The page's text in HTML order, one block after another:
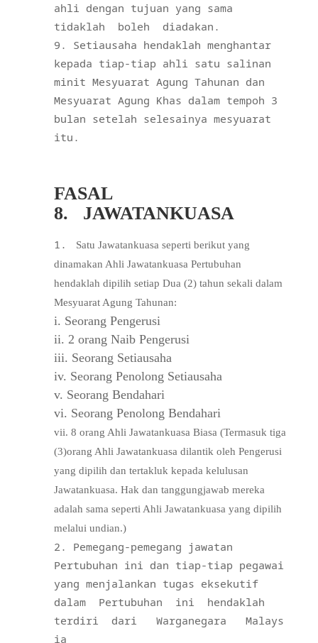
ahli dengan tujuan yang sama
tidaklah
boleh
diadakan.
Setiausaha hendaklah menghantar
kepada tiap-tiap ahli satu salinan
minit Mesyuarat Agung Tahunan dan
Mesyuarat Agung Khas dalam tempoh 3
bulan setelah selesainya mesyuarat
itu.
FASAL
8.
JAWATANKUASA
Satu Jawatankuasa seperti berikut yang
dinamakan Ahli Jawatankuasa Pertubuhan
hendaklah dipilih setiap Dua (2) tahun sekali dalam
Mesyuarat Agung Tahunan:
i. Seorang Pengerusi
ii. 2 orang Naib Pengerusi
iii. Seorang Setiausaha
iv. Seorang Penolong Setiausaha
v. Seorang Bendahari
vi. Seorang Penolong Bendahari
vii. 8 orang Ahli Jawatankuasa Biasa (Termasuk tiga
(3)orang Ahli Jawatankuasa dilantik oleh Pengerusi
yang dipilih dan tertakluk kepada kelulusan
Jawatankuasa. Hak dan tanggungjawab mereka
adalah sama seperti Ahli Jawatankuasa yang dipilih
melalui undian.)
Pemegang-pemegang jawatan
Pertubuhan ini dan tiap-tiap pegawai
yang menjalankan tugas eksekutif
dalam
Pertubuhan ini
hendaklah
terdiri
dari Warganegara
Malays
ia